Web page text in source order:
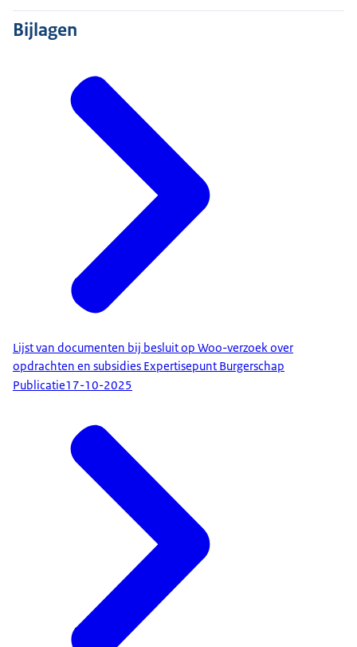
Bijlagen
Lijst van documenten bij besluit op Woo-verzoek over
opdrachten en subsidies Expertisepunt Burgerschap
Publicatie17-10-2025